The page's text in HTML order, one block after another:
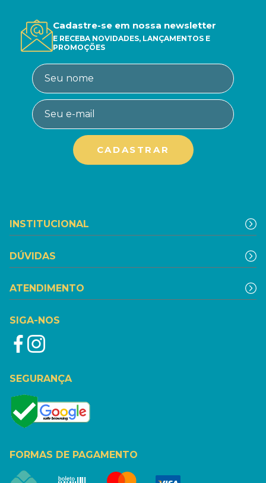
Cadastre-se em nossa newsletter
E RECEBA NOVIDADES, LANÇAMENTOS E
PROMOÇÕES
INSTITUCIONAL
DÚVIDAS
ATENDIMENTO
SIGA-NOS
SEGURANÇA
FORMAS DE PAGAMENTO